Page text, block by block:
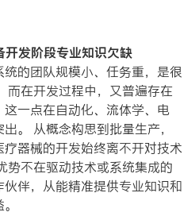
发阶段专业知识欠缺
的团队规模小、任务重，是很
而在开发过程中，又普遍存在
一点在自动化、流体学、电
。 从概念构思到批量生产，
器械的开发始终离不开对技术
势不在驱动技术或系统集成的
伴，从能精准提供专业知识和